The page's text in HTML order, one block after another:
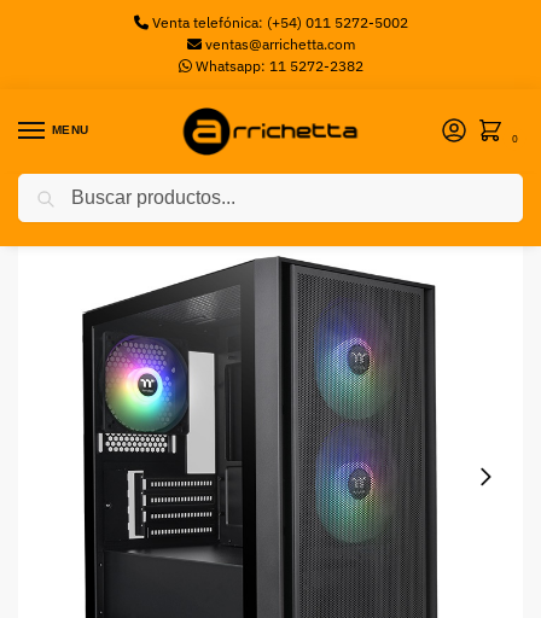
Venta telefónica: (+54) 011 5272-5002
ventas@arrichetta.com
Whatsapp: 11 5272-2382
MENU
0
Inicio Gabinetes Gaming / Gabinete TT H16 Micro Tower TG Fan ARGB x3 Black c/Fuente 650W 80 Plus Bronze